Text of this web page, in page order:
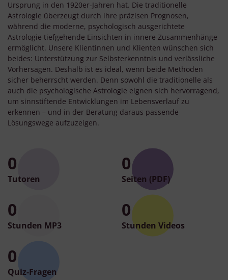
Ursprung in den 1920er-Jahren hat. Die traditionelle
Astrologie überzeugt durch ihre präzisen Prognosen,
während die moderne, psychologisch ausgerichtete
Astrologie tiefgehende Einsichten in innere Zusammenhänge
ermöglicht. Unsere Klientinnen und Klienten wünschen sich
beides: Unterstützung zur Selbsterkenntnis und verlässliche
Vorhersagen. Deshalb ist es ideal, wenn beide Methoden
sicher beherrscht werden. Denn sowohl die traditionelle als
auch die psychologische Astrologie eignen sich hervorragend,
um sinnstiftende Entwicklungen im Lebensverlauf zu
erkennen – und in der Beratung daraus passende
Lösungswege aufzuzeigen.
0
Tutoren
0
Stunden MP3
0
Seiten (PDF)
0
Stunden Videos
0
Quiz-Fragen